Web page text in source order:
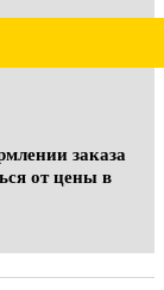
заказа
от цены в